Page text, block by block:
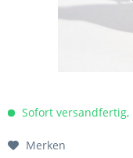
Sofort versandfertig,
Merken